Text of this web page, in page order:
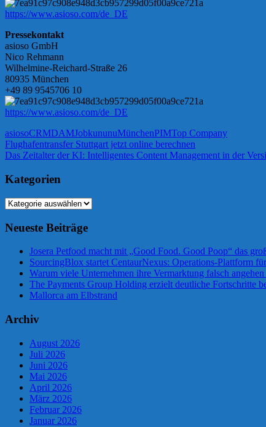
https://www.asioso.com/de_DE
Pressekontakt
asioso GmbH
Nico Rehmann
Wilhelmine-Reichard-Straße 26
80935 München
+49 89 9545706 10
https://www.asioso.com/de_DE
asiosoCRMDAMJobkununuMünchenPIMTop Company
Beitragsnavigation
Vorheriger
Beitrag:
Flughafentransfer Stuttgart jetzt online berechnen
Nächster
Das Zeitalter der KI: Intelligentes Content Management in der
Kategorien
Kategorien
Neueste Beiträge
Josera Petfood macht mit „Good Food. Good Poop“ das
SourcingBlox startet CentaurNexus: Operations-Plattform
Warum viele Unternehmen ihre Vermarktung falsch
The Payments Group Holding erzielt deutliche Fortschritte
Mallorca am Elbstrand
Archiv
August 2026
Juli 2026
Juni 2026
Mai 2026
April 2026
März 2026
Februar 2026
Januar 2026